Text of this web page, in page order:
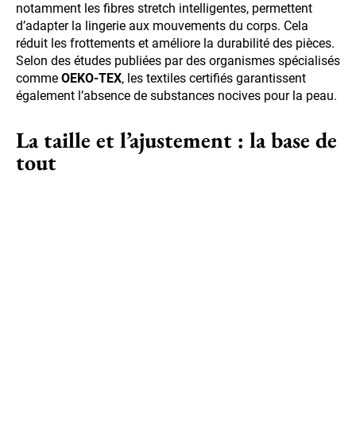
notamment les fibres stretch intelligentes, permettent
d’adapter la lingerie aux mouvements du corps. Cela
réduit les frottements et améliore la durabilité des pièces.
Selon des études publiées par des organismes spécialisés
comme OEKO-TEX, les textiles certifiés garantissent
également l’absence de substances nocives pour la peau.
La taille et l’ajustement : la base de
tout